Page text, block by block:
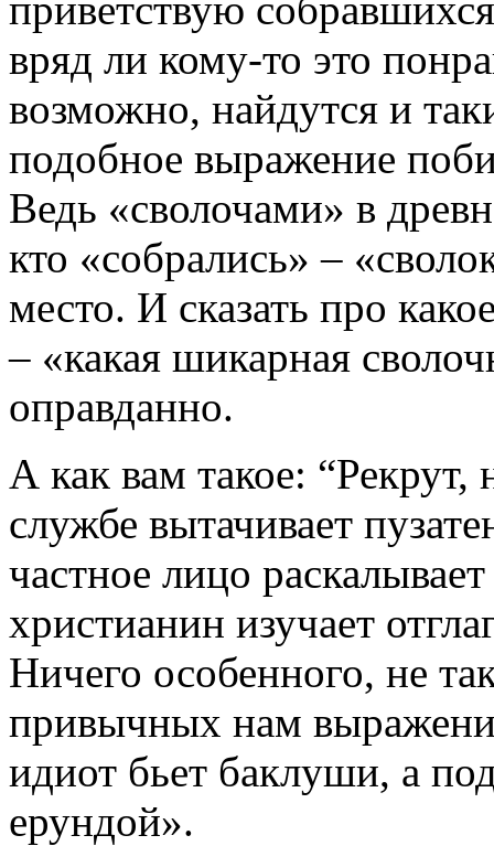
вряд ли кому-то это
возможно, найдутся и
подобное выражение
Ведь «сволочами» в
кто «собрались» –
место. И сказать про
– «какая шикарная
оправданно.
А как вам такое:
службе вытачивает
частное лицо
христианин изучает
Ничего особенного, не
привычных нам
идиот бьет баклуши, а
ерундой».